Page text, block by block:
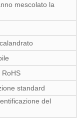
mescolato la
RoHS
standard
del